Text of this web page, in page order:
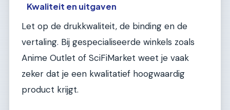
Kwaliteit en uitgaven
Let op de drukkwaliteit, de binding en de
vertaling. Bij gespecialiseerde winkels zoals
Anime Outlet of SciFiMarket weet je vaak
zeker dat je een kwalitatief hoogwaardig
product krijgt.